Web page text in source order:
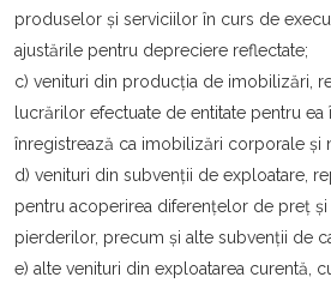
produselor şi serviciilor în curs de
ajustările pentru depreciere reflectate;
c) venituri din producția de imobilizări,
lucrărilor efectuate de entitate pentru ea
înregistrează ca imobilizări corporale şi
d) venituri din subvenții de exploatare,
pentru acoperirea diferențelor de preț
pierderilor, precum şi alte subvenții de
e) alte venituri din exploatarea curentă,